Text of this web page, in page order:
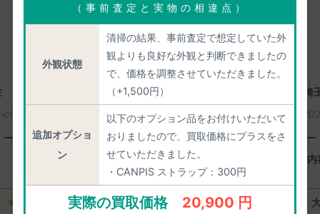
（事前査定と実物の相違点）
外観状態
清掃の結果、事前査定で想定していた外
観よりも良好な外観と判断できましたの
で、価格を調整させていただきました。
（+1,500円）
追加オプショ
ン
以下のオプション品をお付けいただいて
おりましたので、買取価格にプラスをさ
せていただきました。
・CANPIS ストラップ：300円
実際の買取価格 20,900 円
ic0221
愛知県名古屋市天白区
2026年08月08日
買取番号：ic0249
一心堂に感じたよいところ
査定などの素早さ。
大体満足 ★★★★☆
埼
査定